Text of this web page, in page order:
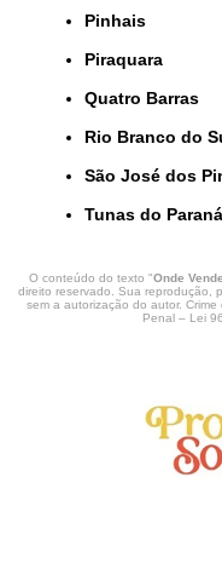
Pinhais
Piraquara
Quatro Barras
Rio Branco do
São José dos
Tunas do Paraná
O conteúdo do texto "Onde
direito reservado. Sua reprodução,
sem a autorização do autor.
Penal – Lei